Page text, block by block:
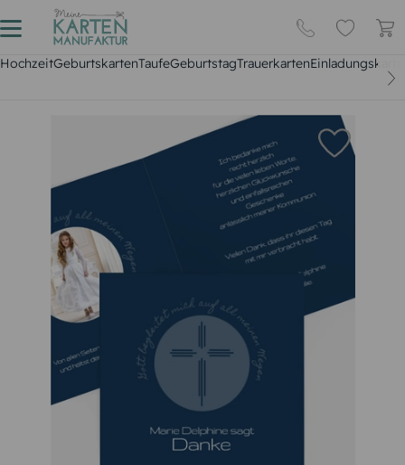
HochzeitGeburtskartenTaufeGeburtstagTrauerkarten